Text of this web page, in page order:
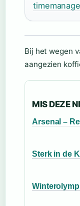
Bij het wegen
aangezien
MIS DEZE
Arsenal –
Sterk in de